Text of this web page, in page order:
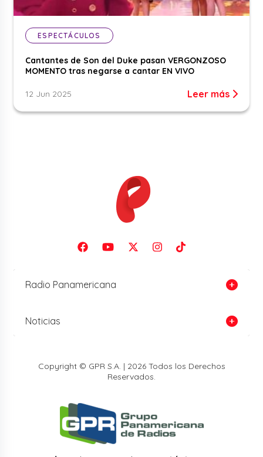
ESPECTÁCULOS
Cantantes de Son del Duke pasan VERGONZOSO
MOMENTO tras negarse a cantar EN VIVO
12 Jun 2025 Leer más
Radio Panamericana
Noticias
Copyright © GPR S.A. | 2026 Todos los Derechos
Reservados.